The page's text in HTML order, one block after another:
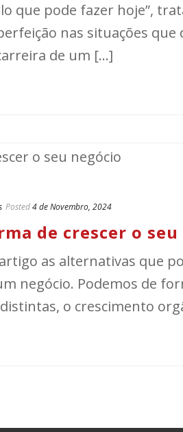
que pode fazer hoje”,
nas situações que
de um [...]
Posted4 de Novembro, 2024
de crescer o
as alternativas que
negócio. Podemos de
o crescimento